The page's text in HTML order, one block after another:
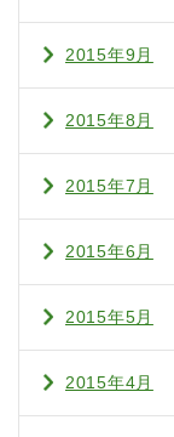
2015年9月
2015年8月
2015年7月
2015年6月
2015年5月
2015年4月